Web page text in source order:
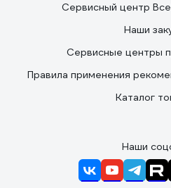
Сервисный центр
Наши
Сервисные центры
Правила применения
Каталог
Наши